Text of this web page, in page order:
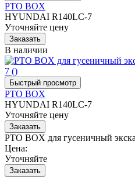
PTO BOX
HYUNDAI R140LC-7
Уточняйте цену
В наличии
PTO BOX
HYUNDAI R140LC-7
Уточняйте цену
PTO BOX для гусеничный
Цена:
Уточняйте